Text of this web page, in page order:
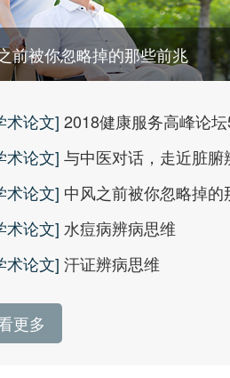
前被你忽略掉的那些前兆
术论文] 2018健康服务高峰论
术论文] 与中医对话，走近脏腑
术论文] 中风之前被你忽略掉的
术论文] 水痘病辨病思维
术论文] 汗证辨病思维
更多